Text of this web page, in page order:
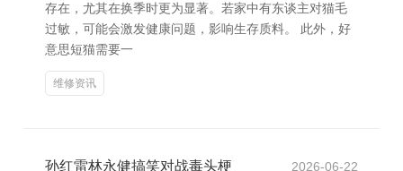
存在，尤其在换季时更为显著。若家中有东谈主对猫毛
过敏，可能会激发健康问题，影响生存质料。 此外，好
意思短猫需要一
维修资讯
孙红雷林永健搞笑对战毒头梗 2026-06-22